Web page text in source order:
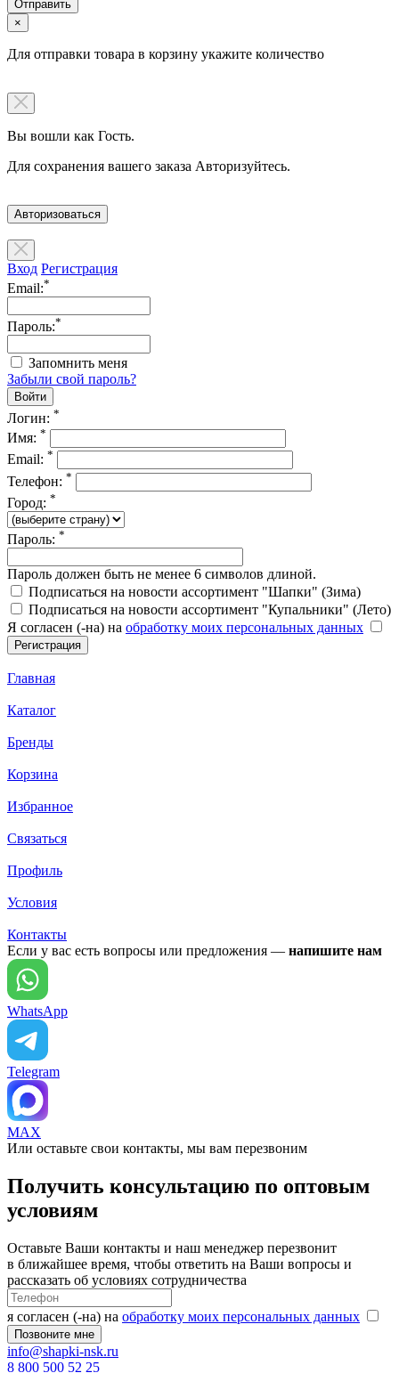
×
Для отправки товара в корзину укажите количество
Вы вошли как Гость.
Для сохранения вашего заказа Авторизуйтесь.
Авторизоваться
Вход Регистрация
Email:*
Пароль:*
Запомнить меня
Забыли свой пароль?
Логин: *
Имя: *
Email: *
Телефон: *
Город: *
Пароль: *
Пароль должен быть не менее 6 символов длиной.
Подписаться на новости ассортимент "Шапки" (Зима)
Подписаться на новости ассортимент "Купальники" (Лето)
Я согласен (-на) на обработку моих персональных данных
Главная
Каталог
Бренды
Корзина
Избранное
Связаться
Профиль
Условия
Контакты
Если у вас есть вопросы или предложения — напишите нам
WhatsApp
Telegram
MAX
Или оставьте свои контакты, мы вам перезвоним
Получить консультацию по оптовым
условиям
Оставьте Ваши контакты и наш менеджер перезвонит
в ближайшее время, чтобы ответить на Ваши вопросы и
рассказать об условиях сотрудничества
я согласен (-на) на обработку моих персональных данных
info@shapki-nsk.ru
8 800 500 52 25